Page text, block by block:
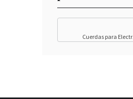
Cuerdas para Electro Acustica